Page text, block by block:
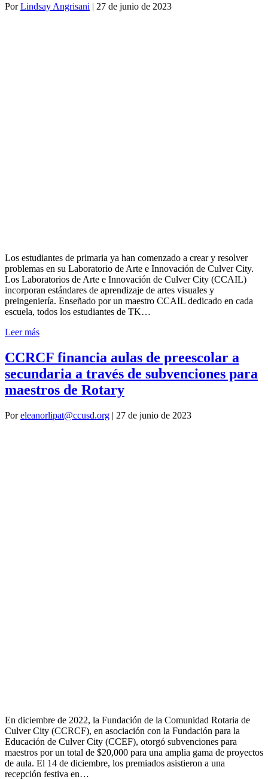
PorLindsay Angrisani | 27 de junio de 2023
Los estudiantes de primaria ya han comenzado a crear y resolver
problemas en su Laboratorio de Arte e Innovación de Culver City.
Los Laboratorios de Arte e Innovación de Culver City (CCAIL)
incorporan estándares de aprendizaje de artes visuales y
preingeniería. Enseñado por un maestro CCAIL dedicado en cada
escuela, todos los estudiantes de TK…
Leer más
CCRCF financia aulas de preescolar a
secundaria a través de subvenciones para
maestros de Rotary
Poreleanorlipat@ccusd.org | 27 de junio de 2023
En diciembre de 2022, la Fundación de la Comunidad Rotaria de
Culver City (CCRCF), en asociación con la Fundación para la
Educación de Culver City (CCEF), otorgó subvenciones para
maestros por un total de $20,000 para una amplia gama de proyectos
de aula. El 14 de diciembre, los premiados asistieron a una
recepción festiva en…